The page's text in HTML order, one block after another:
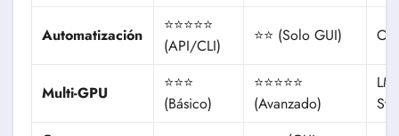
Automatización
⭐⭐⭐⭐⭐
(API/CLI)
⭐⭐ (Solo GUI)
Multi-GPU
⭐⭐⭐
(Básico)
⭐⭐⭐⭐⭐
(Avanzado)
LM